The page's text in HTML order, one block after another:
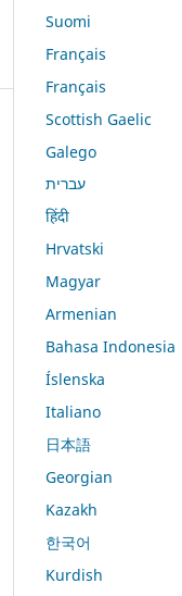
Suomi
Français
Français
Scottish Gaelic
Galego
עברית
हिंदी
Hrvatski
Magyar
Armenian
Bahasa Indonesia
Íslenska
Italiano
日本語
Georgian
Kazakh
한국어
Kurdish